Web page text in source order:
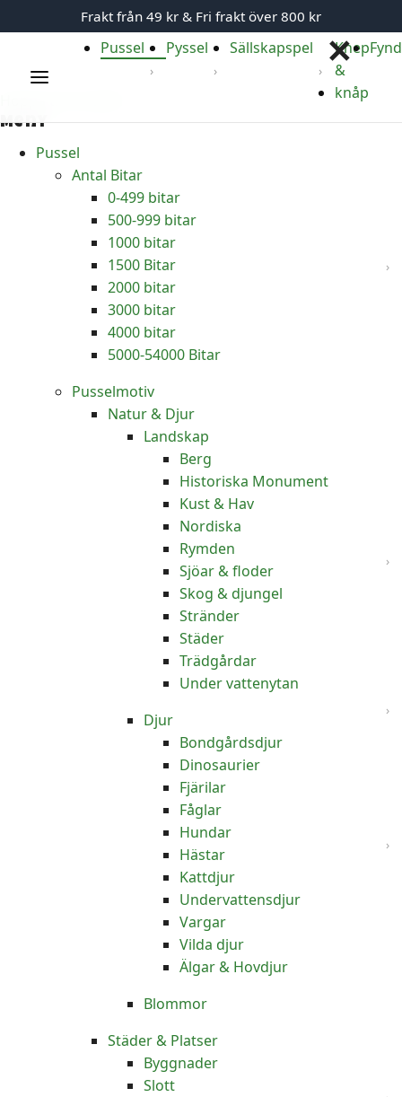
Frakt från 49 kr & Fri frakt över 800 kr
Meny
Pussel Pyssel Sällskapspel
Knep
&
knåp
Meny
✕
Pussel
Antal Bitar
0-499 bitar
500-999 bitar
1000 bitar
1500 Bitar
2000 bitar
3000 bitar
4000 bitar
5000-54000 Bitar
Pusselmotiv
Natur & Djur
Landskap
Berg
Historiska Monument
Kust & Hav
Nordiska
Rymden
Sjöar & floder
Skog & djungel
Stränder
Städer
Trädgårdar
Under vattenytan
Djur
Bondgårdsdjur
Dinosaurier
Fjärilar
Fåglar
Hundar
Hästar
Kattdjur
Undervattensdjur
Vargar
Vilda djur
Älgar & Hovdjur
Blommor
Städer & Platser
Byggnader
Slott